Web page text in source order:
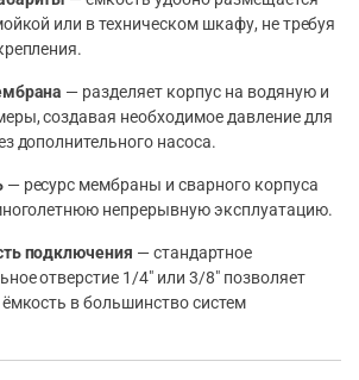
или в техническом шкафу, не требуя
— разделяет корпус на водяную и
создавая необходимое давление для
дополнительного насоса.
— ресурс мембраны и сварного корпуса
непрерывную эксплуатацию.
подключения — стандартное
отверстие 1/4″ или 3/8″ позволяет
ёмкость в большинство систем